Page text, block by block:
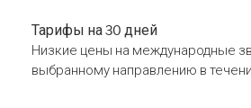
Тарифы на 30 дней
Низкие цены на международные
выбранному направлению в